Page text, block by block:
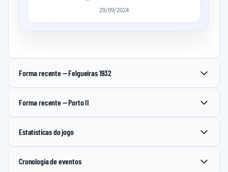
29/09/2024
Forma recente — Felgueiras 1932
Forma recente — Porto II
Estatísticas do jogo
Cronologia de eventos